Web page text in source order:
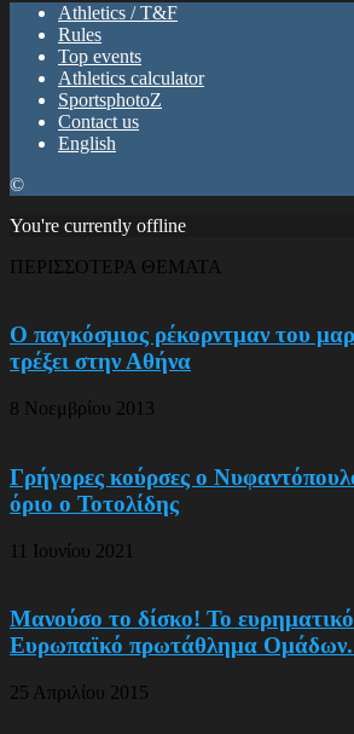
Athletics / T&F
Rules
Top events
Athletics calculator
SportsphotoZ
Contact us
English
©
You're currently offline
ΠΕΡΙΣΣΟΤΕΡΑ ΘΕΜΑΤΑ
Ο παγκόσμιος ρέκορντμαν του
τρέξει στην Αθήνα
8 Νοεμβρίου 2013
Γρήγορες κούρσες ο
όριο ο Τοτολίδης
11 Ιουνίου 2021
Μανούσο το δίσκο! Το
Ευρωπαϊκό πρωτάθλημα
25 Απριλίου 2015